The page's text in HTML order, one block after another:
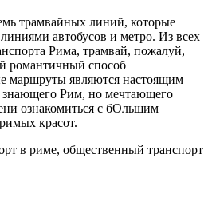
трамвайных линий, которые
автобусов и метро. Из всех
Рима, трамвай, пожалуй,
романтичный способ
маршруты являются настоящим
знающего Рим, но мечтающего
ознакомиться с бОльшим
красот.